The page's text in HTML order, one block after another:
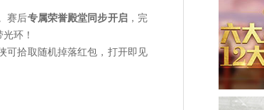
赛后专属荣誉殿堂同步开启，完
环！
可拾取随机掉落红包，打开即见